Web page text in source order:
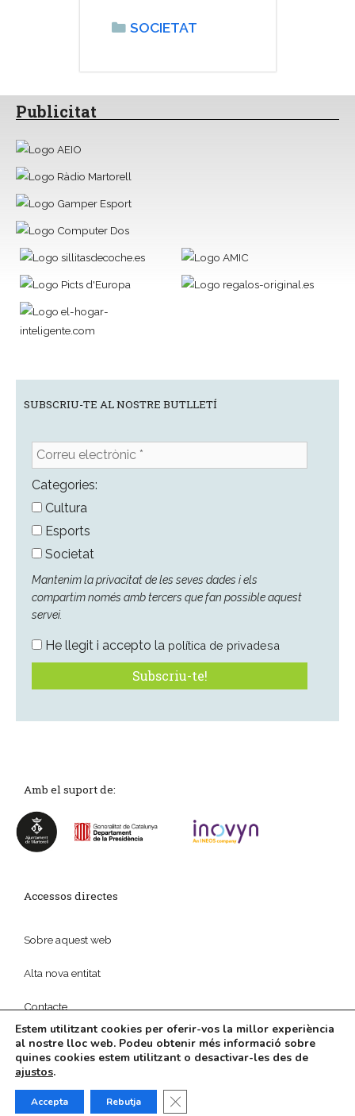
Categories
SOCIETAT
Publicitat
SUBSCRIU-TE AL NOSTRE BUTLLETÍ
Correu
electrònic
*Categories:
Cultura
Esports
Societat
Mantenim la privacitat de les seves dades i els
compartim només amb tercers que fan possible aquest
servei.
He llegit i accepto la política de privadesa
Amb el suport de:
Accessos directes
Sobre aquest web
Alta nova entitat
Contacte
© 2026
Digital
aTotArreu.com
Estem utilitzant cookies per oferir-vos la millor experiència
al nostre lloc web. Podeu obtenir més informació sobre
quines cookies estem utilitzant o desactivar-les des de
ajustos.
Accepta Rebutja Tanca el bàner de galetes RGPD